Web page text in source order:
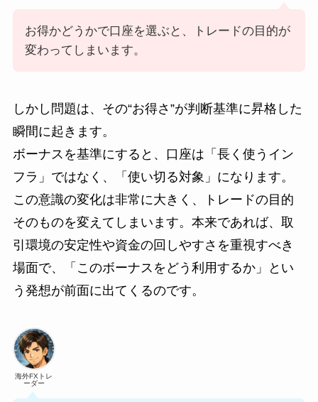
お得かどうかで口座を選ぶと、トレードの目的が
変わってしまいます。
しかし問題は、その“お得さ”が判断基準に昇格した
瞬間に起きます。
ボーナスを基準にすると、口座は「長く使うイン
フラ」ではなく、「使い切る対象」になります。
この意識の変化は非常に大きく、トレードの目的
そのものを変えてしまいます。本来であれば、取
引環境の安定性や資金の回しやすさを重視すべき
場面で、「このボーナスをどう利用するか」とい
う発想が前面に出てくるのです。
海外FXトレ
ーダー